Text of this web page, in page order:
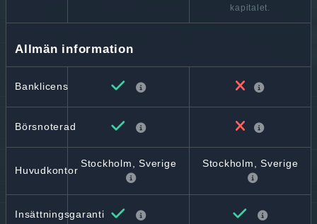
kapitalet.
Allmän information
Banklicens
Börsnoterad
Huvudkontor
Stockholm, Sverige Stockholm, Sverige
Insättningsgaranti